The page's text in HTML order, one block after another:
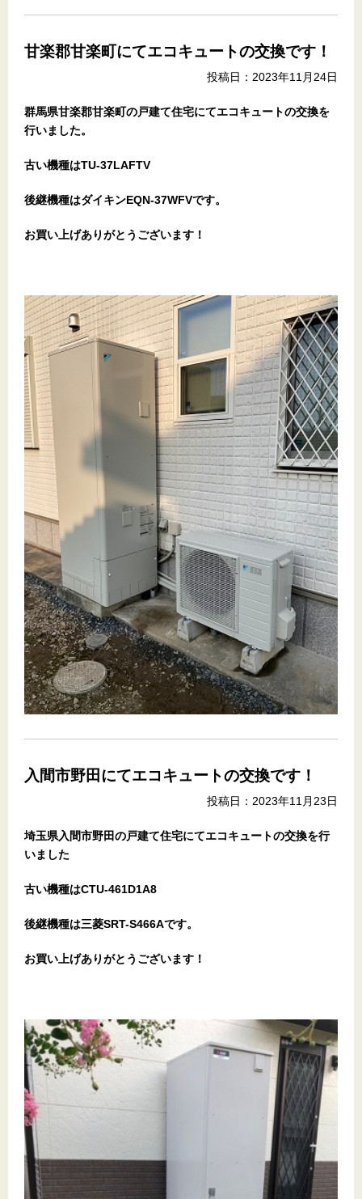
甘楽郡甘楽町にてエコキュートの交換です！
投稿日：2023年11月24日
群馬県甘楽郡甘楽町の戸建て住宅にてエコキュートの交換を
行いました。
古い機種はTU-37LAFTV
後継機種はダイキンEQN-37WFVです。
お買い上げありがとうございます！
入間市野田にてエコキュートの交換です！
投稿日：2023年11月23日
埼玉県入間市野田の戸建て住宅にてエコキュートの交換を行
いました
古い機種はCTU-461D1A8
後継機種は三菱SRT-S466Aです。
お買い上げありがとうございます！